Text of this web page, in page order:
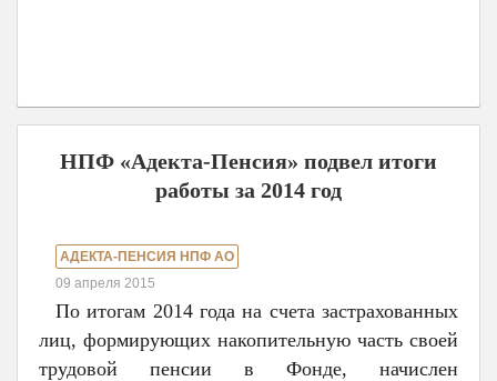
НПФ «Адекта-Пенсия» подвел итоги
работы за 2014 год
АДЕКТА-ПЕНСИЯ НПФ АО
09 апреля 2015
По итогам 2014 года на счета застрахованных
лиц, формирующих накопительную часть своей
трудовой пенсии в Фонде, начислен